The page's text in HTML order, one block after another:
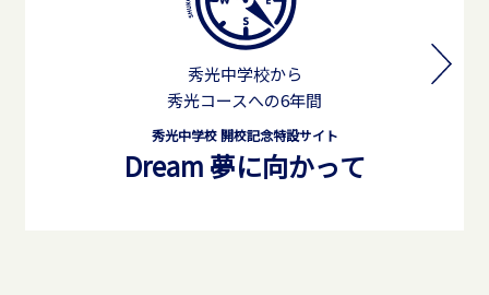
秀光中学校から
秀光コースへの6年間
秀光中学校 開校記念特設サイト
Dream 夢に向かって